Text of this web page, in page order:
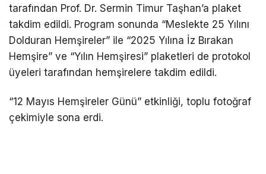
tarafından Prof. Dr. Sermin Timur Taşhan’a plaket
takdim edildi. Program sonunda “Meslekte 25 Yılını
Dolduran Hemşireler” ile “2025 Yılına İz Bırakan
Hemşire” ve “Yılın Hemşiresi” plaketleri de protokol
üyeleri tarafından hemşirelere takdim edildi.
“12 Mayıs Hemşireler Günü” etkinliği, toplu fotoğraf
çekimiyle sona erdi.